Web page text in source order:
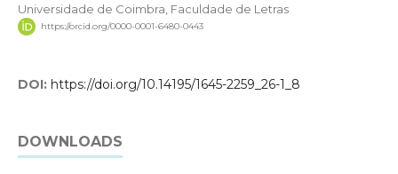
Universidade de Coimbra, Faculdade de Letras
https://orcid.org/0000-0001-6480-0443
DOI: https://doi.org/10.14195/1645-2259_26-1_8
DOWNLOADS